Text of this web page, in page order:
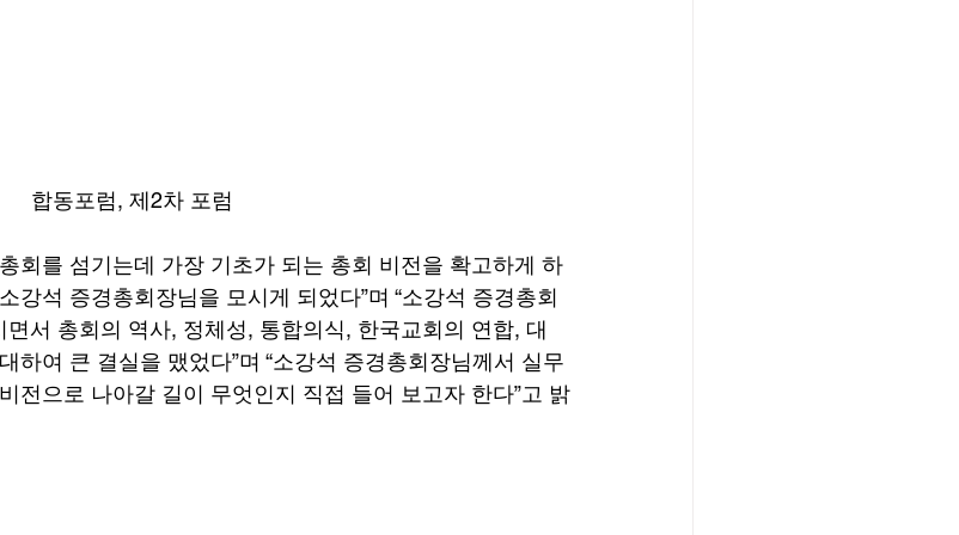
합동포럼, 제2차 포럼
회를 섬기는데 가장 기초가 되는 총회 비전을 확고하게 하
강석 증경총회장님을 모시게 되었다”며 “소강석 증경총회
서 총회의 역사, 정체성, 통합의식, 한국교회의 연합, 대
하여 큰 결실을 맸었다”며 “소강석 증경총회장님께서 실무
전으로 나아갈 길이 무엇인지 직접 들어 보고자 한다”고 밝